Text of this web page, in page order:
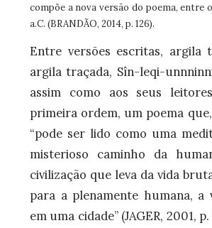
compõe a nova versão do poema, entre
a.C. (BRANDÃO, 2014, p. 126).
Entre versões escritas, argila
argila traçada, Sîn-leqi-
assim como aos seus
primeira ordem, um poema
“pode ser lido como uma
misterioso caminho da
civilização que leva da vida
para a plenamente humana, a
em uma cidade” (JAGER, 2001,